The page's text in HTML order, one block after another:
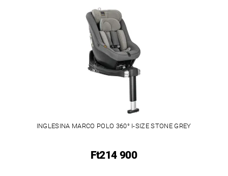
INGLESINA MARCO POLO 360° I-SIZE STONE GREY
Ft214 900